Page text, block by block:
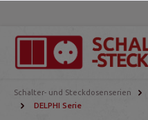
Schalter- und Steckdosenserien
DELPHI Serie